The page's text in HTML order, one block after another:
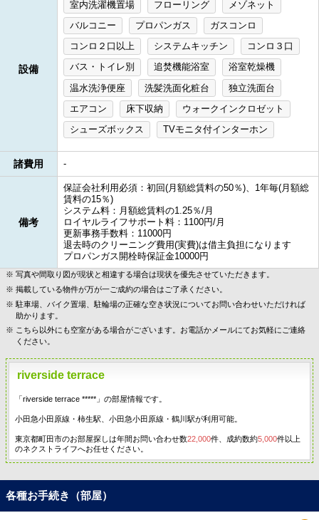
設備
室内洗濯機置場 フローリング
メゾネット
バルコニー
プロパンガス
ガスコンロ
コンロ２口以上
システムキッチン
コンロ３口
バス・トイレ別
追焚機能浴室
浴室乾燥機
温水洗浄便座
洗髪洗面化粧台
独立洗面台
エアコン
床下収納
ウォークインクロゼット
シューズボックス
TVモニタ付インターホン
諸費用 -
備考
保証会社利用必須：初回(月額総賃料の50％)、1年毎(月額総
賃料の15％)
システム料：月額総賃料の1.25％/月
ロイヤルライフサポート料：1100円/月
更新事務手数料：11000円
退去時のクリーニング費用(実費)は借主負担になります
プロパンガス開栓時保証金10000円
写真や間取り図が現状と相違する場合は現状を優先させていただきます。
掲載している物件が万が一ご成約の場合はご了承ください。
駐車場、バイク置場、駐輪場の正確な空き状況についてお問い合わせいただければ
助かります。
こちら以外にも空室がある場合がございます。お電話かメールにてお気軽にご連絡
ください。
riverside terrace
「riverside terrace *****」の部屋情報です。
小田急小田原線・柿生駅、小田急小田原線・鶴川駅が利用可能。
東京都町田市のお部屋探しは年間お問い合わせ数22,000件、成約数約5,000件以上
のネクストライフへお任せください。
各種お手続き（部屋）